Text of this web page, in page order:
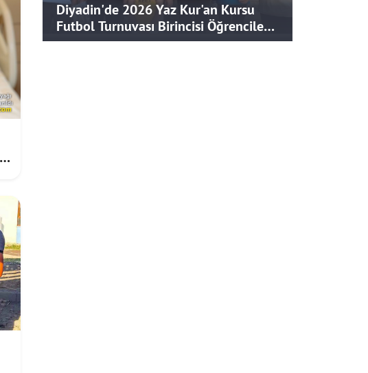
Diyadin'de 2026 Yaz Kur'an Kursu
Futbol Turnuvası Birincisi Öğrencilere
Hediye